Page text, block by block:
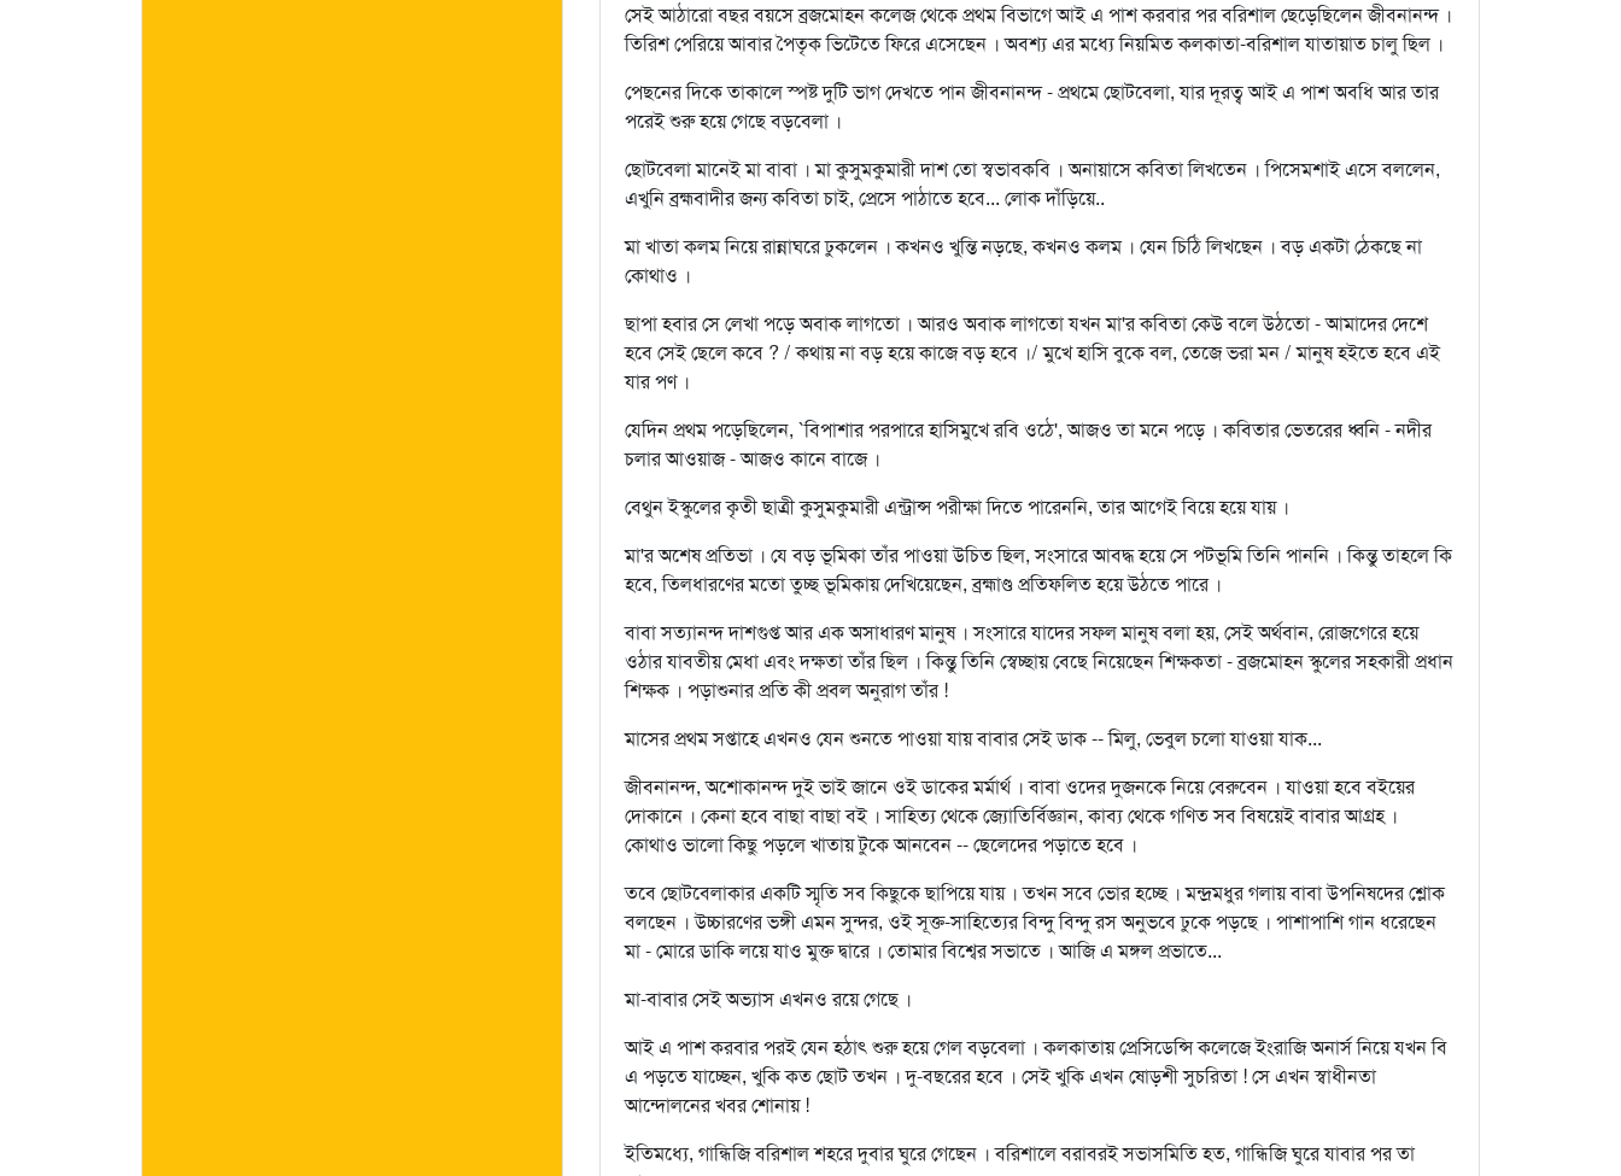
সেই আঠারো বছর বয়সে ব্রজমোহন কলেজ থেকে প্রথম বিভাগে আই এ পাশ করবার পর বরিশাল ছেড়েছিলেন জীবনানন্দ ।
তিরিশ পেরিয়ে আবার পৈতৃক ভিটেতে ফিরে এসেছেন । অবশ্য এর মধ্যে নিয়মিত কলকাতা-বরিশাল যাতায়াত চালু ছিল ।
পেছনের দিকে তাকালে স্পষ্ট দুটি ভাগ দেখতে পান জীবনানন্দ - প্রথমে ছোটবেলা, যার দূরত্ব আই এ পাশ অবধি আর তার
পরেই শুরু হয়ে গেছে বড়বেলা ।
ছোটবেলা মানেই মা বাবা । মা কুসুমকুমারী দাশ তো স্বভাবকবি । অনায়াসে কবিতা লিখতেন । পিসেমশাই এসে বললেন,
এখুনি ব্রহ্মবাদীর জন্য কবিতা চাই, প্রেসে পাঠাতে হবে... লোক দাঁড়িয়ে..
মা খাতা কলম নিয়ে রান্নাঘরে ঢুকলেন । কখনও খুন্তি নড়ছে, কখনও কলম । যেন চিঠি লিখছেন । বড় একটা ঠেকছে না
কোথাও ।
ছাপা হবার সে লেখা পড়ে অবাক লাগতো । আরও অবাক লাগতো যখন মা'র কবিতা কেউ বলে উঠতো - আমাদের দেশে
হবে সেই ছেলে কবে ? / কথায় না বড় হয়ে কাজে বড় হবে ।/ মুখে হাসি বুকে বল, তেজে ভরা মন / মানুষ হইতে হবে এই
যার পণ ।
যেদিন প্রথম পড়েছিলেন, `বিপাশার পরপারে হাসিমুখে রবি ওঠে', আজও তা মনে পড়ে । কবিতার ভেতরের ধ্বনি - নদীর
চলার আওয়াজ - আজও কানে বাজে ।
বেথুন ইস্কুলের কৃতী ছাত্রী কুসুমকুমারী এন্ট্রান্স পরীক্ষা দিতে পারেননি, তার আগেই বিয়ে হয়ে যায় ।
মা'র অশেষ প্রতিভা । যে বড় ভূমিকা তাঁর পাওয়া উচিত ছিল, সংসারে আবদ্ধ হয়ে সে পটভূমি তিনি পাননি । কিন্তু তাহলে কি
হবে, তিলধারণের মতো তুচ্ছ ভূমিকায় দেখিয়েছেন, ব্রহ্মাণ্ড প্রতিফলিত হয়ে উঠতে পারে ।
বাবা সত্যানন্দ দাশগুপ্ত আর এক অসাধারণ মানুষ । সংসারে যাদের সফল মানুষ বলা হয়, সেই অর্থবান, রোজগেরে হয়ে
ওঠার যাবতীয় মেধা এবং দক্ষতা তাঁর ছিল । কিন্তু তিনি স্বেচ্ছায় বেছে নিয়েছেন শিক্ষকতা - ব্রজমোহন স্কুলের সহকারী প্রধান
শিক্ষক । পড়াশুনার প্রতি কী প্রবল অনুরাগ তাঁর !
মাসের প্রথম সপ্তাহে এখনও যেন শুনতে পাওয়া যায় বাবার সেই ডাক -- মিলু, ভেবুল চলো যাওয়া যাক...
জীবনানন্দ, অশোকানন্দ দুই ভাই জানে ওই ডাকের মর্মার্থ । বাবা ওদের দুজনকে নিয়ে বেরুবেন । যাওয়া হবে বইয়ের
দোকানে । কেনা হবে বাছা বাছা বই । সাহিত্য থেকে জ্যোতির্বিজ্ঞান, কাব্য থেকে গণিত সব বিষয়েই বাবার আগ্রহ ।
কোথাও ভালো কিছু পড়লে খাতায় টুকে আনবেন -- ছেলেদের পড়াতে হবে ।
তবে ছোটবেলাকার একটি স্মৃতি সব কিছুকে ছাপিয়ে যায় । তখন সবে ভোর হচ্ছে । মন্দ্রমধুর গলায় বাবা উপনিষদের শ্লোক
বলছেন । উচ্চারণের ভঙ্গী এমন সুন্দর, ওই সূক্ত-সাহিত্যের বিন্দু বিন্দু রস অনুভবে ঢুকে পড়ছে । পাশাপাশি গান ধরেছেন
মা - মোরে ডাকি লয়ে যাও মুক্ত দ্বারে । তোমার বিশ্বের সভাতে । আজি এ মঙ্গল প্রভাতে...
মা-বাবার সেই অভ্যাস এখনও রয়ে গেছে ।
আই এ পাশ করবার পরই যেন হঠাৎ শুরু হয়ে গেল বড়বেলা । কলকাতায় প্রেসিডেন্সি কলেজে ইংরাজি অনার্স নিয়ে যখন বি
এ পড়তে যাচ্ছেন, খুকি কত ছোট তখন । দু-বছরের হবে । সেই খুকি এখন ষোড়শী সুচরিতা ! সে এখন স্বাধীনতা
আন্দোলনের খবর শোনায় !
ইতিমধ্যে, গান্ধিজি বরিশাল শহরে দুবার ঘুরে গেছেন । বরিশালে বরাবরই সভাসমিতি হত, গান্ধিজি ঘুরে যাবার পর তা